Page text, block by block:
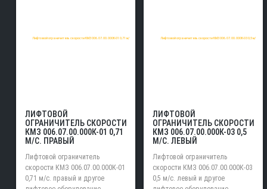
ЛИФТОВОЙ
ОГРАНИЧИТЕЛЬ СКОРОСТИ
КМЗ 006.07.00.000К-01 0,71
М/С. ПРАВЫЙ
Лифтовой ограничитель
скорости КМЗ 006.07.00.000К-01
0,71 м/с. правый и другое
ЛИФТОВОЙ
ОГРАНИЧИТЕЛЬ СКОРОСТИ
КМЗ 006.07.00.000К-03 0,5
М/С. ЛЕВЫЙ
Лифтовой ограничитель
скорости КМЗ 006.07.00.000К-03
0,5 м/с. левый и другое